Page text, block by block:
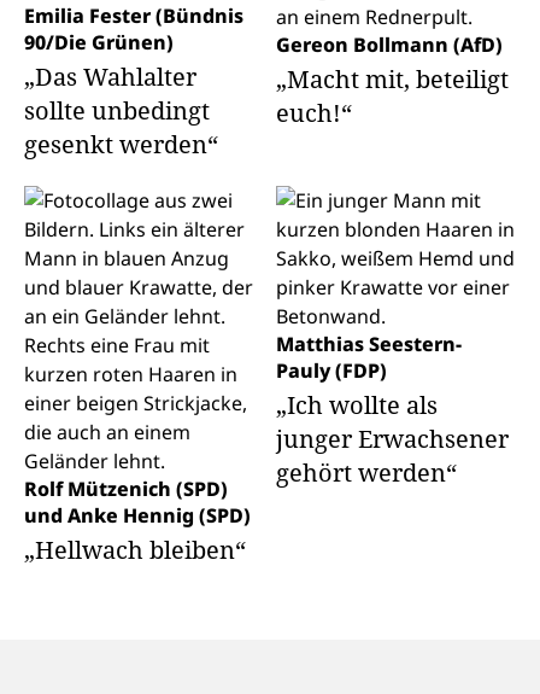
Emilia Fester (Bündnis
90/Die Grünen)
„Das Wahlalter
sollte unbedingt
gesenkt werden“
Gereon Bollmann (AfD)
„Macht mit, beteiligt
euch!“
Rolf Mützenich (SPD)
und Anke Hennig (SPD)
„Hellwach bleiben“
Matthias Seestern-
Pauly (FDP)
„Ich wollte als
junger Erwachsener
gehört werden“